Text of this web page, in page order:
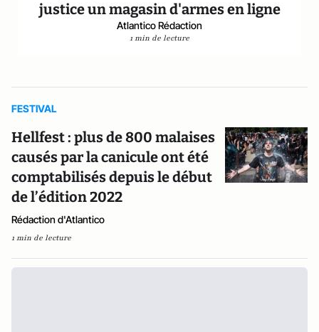
justice un magasin d'armes en ligne
Atlantico Rédaction
1 min de lecture
FESTIVAL
Hellfest : plus de 800 malaises
causés par la canicule ont été
comptabilisés depuis le début
de l’édition 2022
Rédaction d'Atlantico
1 min de lecture